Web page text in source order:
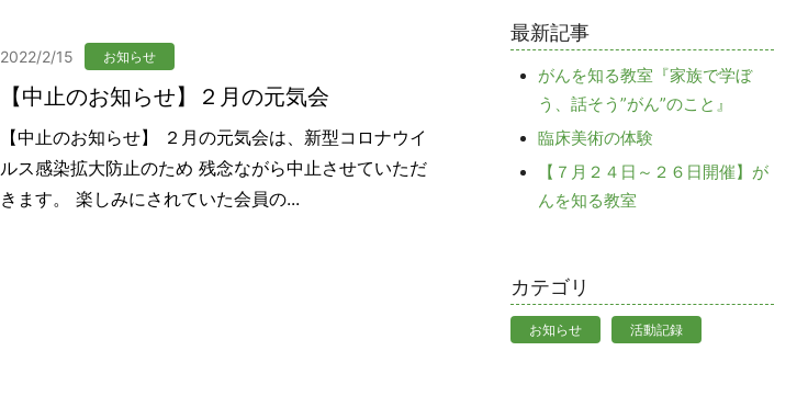
2022/2/15 お知らせ
【中止のお知らせ】２月の元気会
【中止のお知らせ】 ２月の元気会は、新型コロナウイ
ルス感染拡大防止のため 残念ながら中止させていただ
きます。 楽しみにされていた会員の...
最新記事
がんを知る教室『家族で学ぼ
う、話そう”がん”のこと』
臨床美術の体験
【７月２４日～２６日開催】が
んを知る教室
カテゴリ
お知らせ 活動記録